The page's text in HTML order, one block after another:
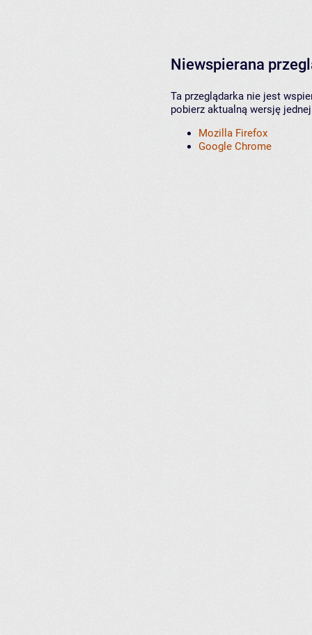
Niewspierana
Ta przeglądarka nie jest
pobierz aktualną wersję
Mozilla Firefox
Google Chrome